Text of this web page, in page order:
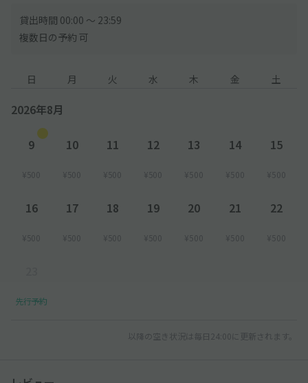
貸出時間 00:00 〜 23:59
複数日の予約 可
日 月 火 水 木 金 土
2026年8月
9
¥500
10
¥500
11
¥500
12
¥500
13
¥500
14
¥500
15
¥500
16
¥500
17
¥500
18
¥500
19
¥500
20
¥500
21
¥500
22
¥500
先行予約
以降の空き状況は毎日24:00に更新されます。